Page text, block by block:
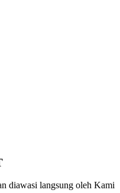
diawasi langsung oleh Kami